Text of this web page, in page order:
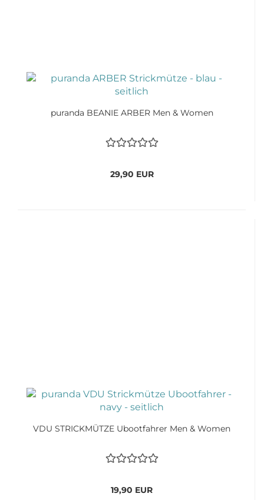
puranda BEANIE ARBER Men & Women
29,90 EUR
VDU STRICKMÜTZE Ubootfahrer Men & Women
19,90 EUR